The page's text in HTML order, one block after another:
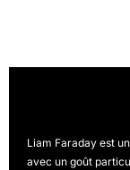
Liam Faraday est
avec un goût